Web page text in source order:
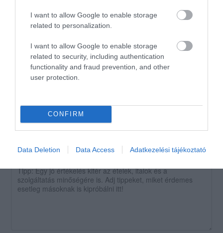
I want to allow Google to enable storage
related to personalization.
I want to allow Google to enable storage
related to security, including authentication
functionality and fraud prevention, and other
user protection.
CONFIRM
Data Deletion Data Access Adatkezelési tájékoztató
érkezik.Mindig tiszta,
rendezett, hangulatosan
berendezett vendégtér. Pont a
szentendrei HÉV csillaghegyi
megállójában. (2022 őszi
állapot szerint)
Értékeld Te is!